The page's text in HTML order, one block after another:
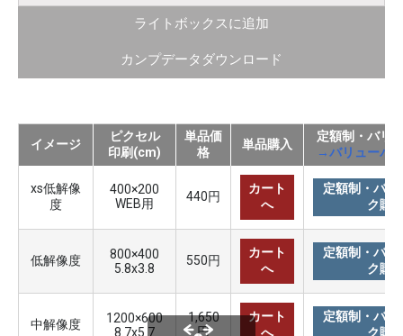
ライトボックスに追加
カンプデータダウンロード
イメージ
ピクセル
印刷(cm)
単品価
格
単品購入
定額制・バリ
→バリューパ
xs低解像
度
400×200
WEB用
440円
カート
へ
定額制・バリ
ク購
低解像度
800×400
5.8x3.8
550円
カート
へ
定額制・バリ
ク購
中解像度
1200×600
8.7x5.7
1,650
円
カート
へ
定額制・バリ
ク購